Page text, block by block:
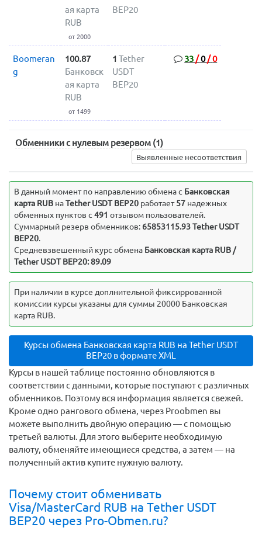
ая карта
RUB
от 2000
BEP20
Boomeran
g
100.87
Банковск
ая карта
RUB
от 1499
1 Tether
USDT
BEP20
33 /0/0
Обменники с нулевым резервом (1)
Выявленные несоответствия
В данный момент по направлению обмена c Банковская
карта RUBнаTether USDT BEP20работает57надежных
обменных пунктов с491 отзывом пользователей.
Суммарный резерв обменников: 65853115.93 Tether USDT
BEP20.
Средневзвешенный курс обмена Банковская карта RUB /
Tether USDT BEP20: 89.09
При наличии в курсе доплнительной фиксиррованной
комиссии курсы указаны для суммы 20000 Банковская
карта RUB.
Курсы обмена Банковская карта RUB на Tether USDT
BEP20 в формате XML
Курсы в нашей таблице постоянно обновляются в
соответствии с данными, которые поступают с различных
обменников. Поэтому вся информация является свежей.
Кроме одно рангового обмена, через Proobmen вы
можете выполнить двойную операцию — с помощью
третьей валюты. Для этого выберите необходимую
валюту, обменяйте имеющиеся средства, а затем — на
полученный актив купите нужную валюту.
Почему стоит обменивать
Visa/MasterCard RUB на Tether USDT
BEP20 через Pro-Obmen.ru?